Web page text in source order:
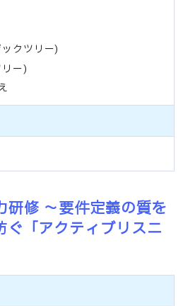
クツリー)
ー)
研修 ～要件定義の質を
ぐ「アクティブリスニ